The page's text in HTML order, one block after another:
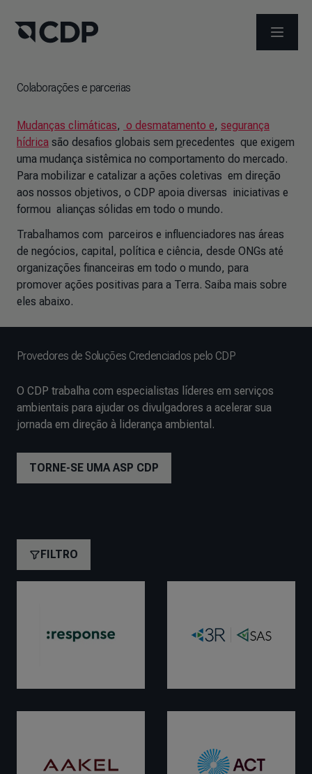
ABRIR
Colaborações e parcerias
Mudanças climáticas, o desmatamento e, segurança
hídrica são desafios globais sem precedentes que exigem
uma mudança sistêmica no comportamento do mercado.
Para mobilizar e catalizar a ações coletivas em direção
aos nossos objetivos, o CDP apoia diversas iniciativas e
formou alianças sólidas em todo o mundo.
Trabalhamos com parceiros e influenciadores nas áreas
de negócios, capital, política e ciência, desde ONGs até
organizações financeiras em todo o mundo, para
promover ações positivas para a Terra. Saiba mais sobre
eles abaixo.
Provedores de Soluções Credenciados pelo CDP
O CDP trabalha com especialistas líderes em serviços
ambientais para ajudar os divulgadores a acelerar sua
jornada em direção à liderança ambiental.
TORNE-SE UMA ASP CDP
FILTRO